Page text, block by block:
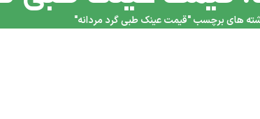
های برچسب "قیمت عینک طبی گرد مردانه"